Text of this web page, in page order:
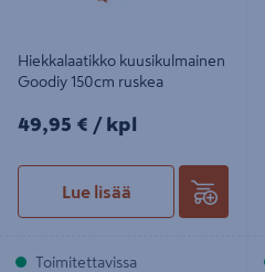
Hiekkalaatikko kuusikulmainen
Goodiy 150cm ruskea
49,95€/kpl
49,95 € / kpl
Lue lisää
Toimitettavissa